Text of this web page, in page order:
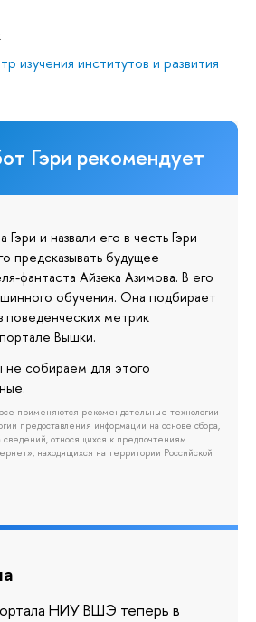
изучения институтов и развития
Гэри рекомендует
и назвали его в честь Гэри
предсказывать будущее
фантаста Айзека Азимова. В его
обучения. Она подбирает
поведенческих метрик
Вышки.
собираем для этого
применяются рекомендательные технологии
предоставления информации на основе сбора,
сведений, относящихся к предпочтениям
находящихся на территории Российской
НИУ ВШЭ теперь в